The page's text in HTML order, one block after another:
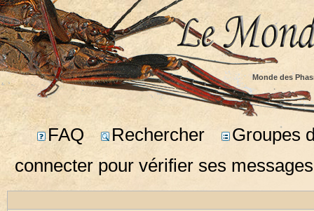
Monde des
FAQ Rechercher
Groupes
connecter pour vérifier ses